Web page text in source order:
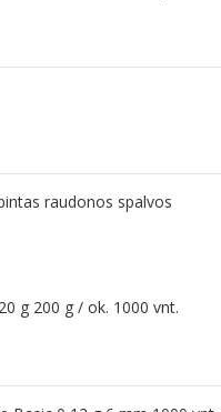
raudonos spalvos
g 200 g / ok. 1000 vnt.